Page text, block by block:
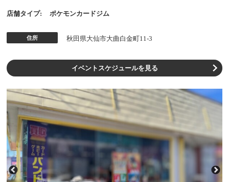
店舗タイプ: ポケモンカードジム
住所 秋田県大仙市大曲白金町11-3
イベントスケジュールを見る